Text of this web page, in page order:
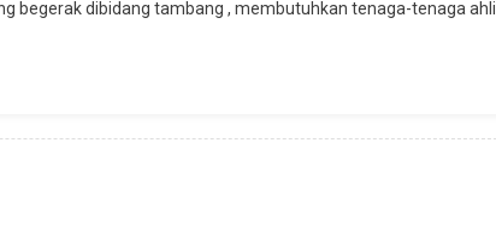
begerak dibidang tambang , membutuhkan tenaga-tenaga ahli